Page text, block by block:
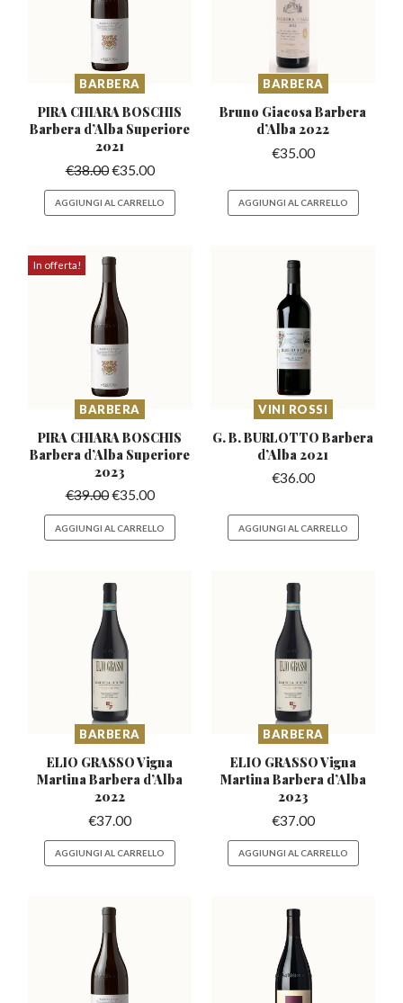
BARBERA
PIRA CHIARA BOSCHIS
Barbera d’Alba Superiore
2021
€38.00€35.00
AGGIUNGI AL CARRELLO
BARBERA
Bruno Giacosa Barbera
d’Alba 2022
€35.00
AGGIUNGI AL CARRELLO
In offerta!
BARBERA
PIRA CHIARA BOSCHIS
Barbera d’Alba Superiore
2023
€39.00€35.00
AGGIUNGI AL CARRELLO
VINI ROSSI
G. B. BURLOTTO Barbera
d’Alba 2021
€36.00
AGGIUNGI AL CARRELLO
BARBERA
ELIO GRASSO Vigna
MartinaBarbera d’Alba
2022
€37.00
AGGIUNGI AL CARRELLO
BARBERA
ELIO GRASSO Vigna
Martina Barbera d’Alba
2023
€37.00
AGGIUNGI AL CARRELLO